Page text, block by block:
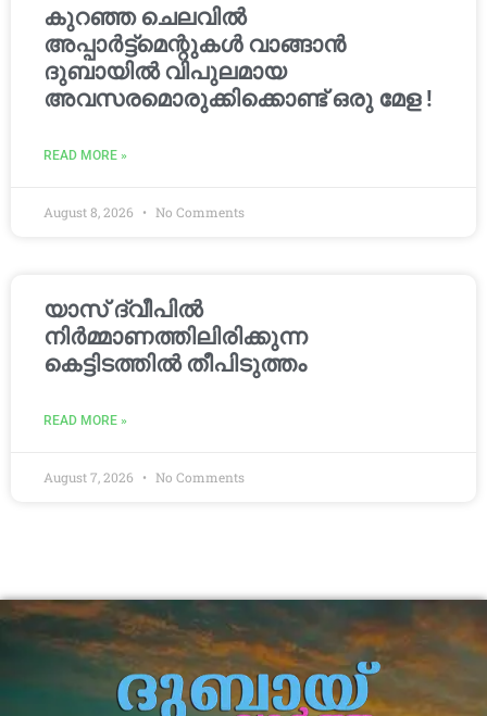
കുറഞ്ഞ ചെലവിൽ
അപ്പാർട്ട്മെന്റുകൾ വാങ്ങാൻ
ദുബായിൽ വിപുലമായ
അവസരമൊരുക്കിക്കൊണ്ട് ഒരു മേള !
READ MORE »
August 8, 2026 No Comments
യാസ് ദ്വീപിൽ
നിർമ്മാണത്തിലിരിക്കുന്ന
കെട്ടിടത്തിൽ തീപിടുത്തം
READ MORE »
August 7, 2026 No Comments